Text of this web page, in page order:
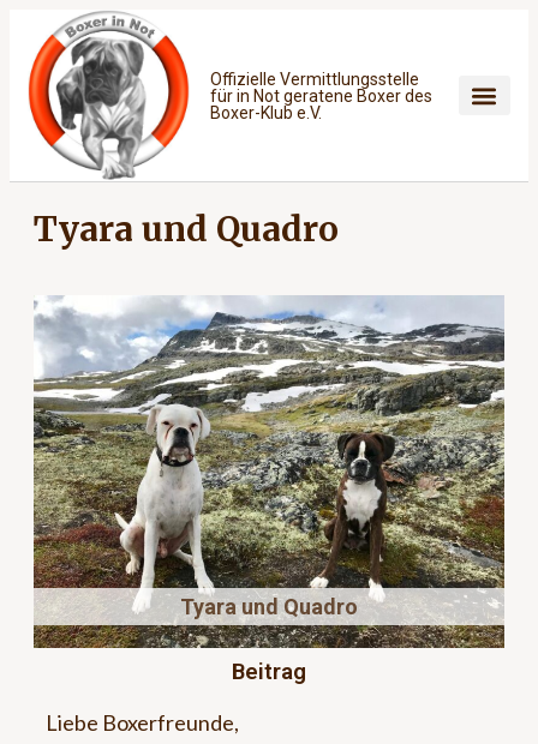
Offizielle Vermittlungsstelle
für in Not geratene Boxer des
Boxer-Klub e.V.
Tyara und Quadro
Tyara und Quadro
Beitrag
Liebe Boxerfreunde,